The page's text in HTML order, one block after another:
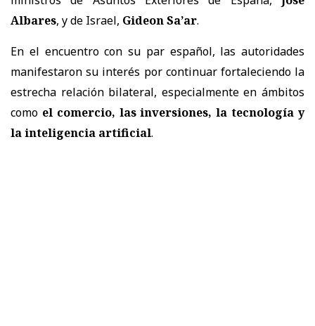
Albares, y de Israel, Gideon Sa’ar.
En el encuentro con su par español, las autoridades
manifestaron su interés por continuar fortaleciendo la
estrecha relación bilateral, especialmente en ámbitos
como el comercio, las inversiones, la tecnología y
la inteligencia artificial.